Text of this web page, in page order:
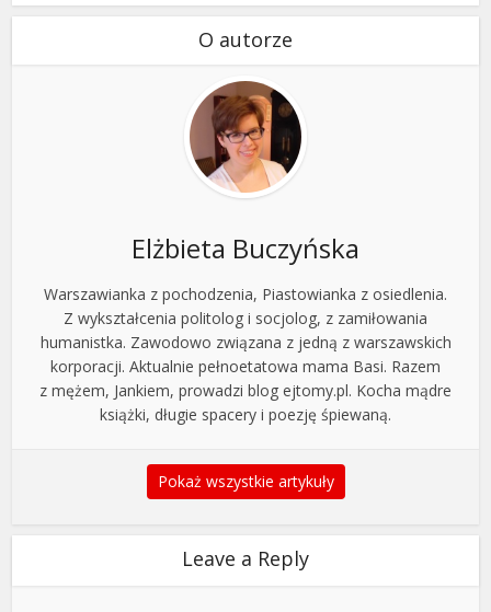
O autorze
Elżbieta Buczyńska
Warszawianka z pochodzenia, Piastowianka z osiedlenia.
Z wykształcenia politolog i socjolog, z zamiłowania
humanistka. Zawodowo związana z jedną z warszawskich
korporacji. Aktualnie pełnoetatowa mama Basi. Razem
z mężem, Jankiem, prowadzi blog ejtomy.pl. Kocha mądre
książki, długie spacery i poezję śpiewaną.
Pokaż wszystkie artykuły
Leave a Reply